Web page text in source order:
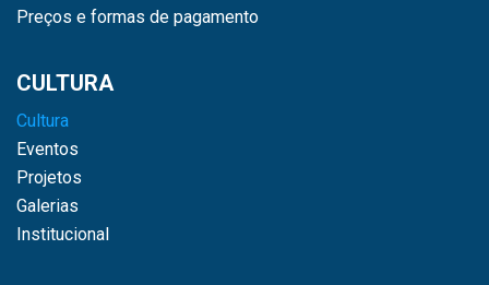
Preços e formas de pagamento
CULTURA
Cultura
Eventos
Projetos
Galerias
Institucional